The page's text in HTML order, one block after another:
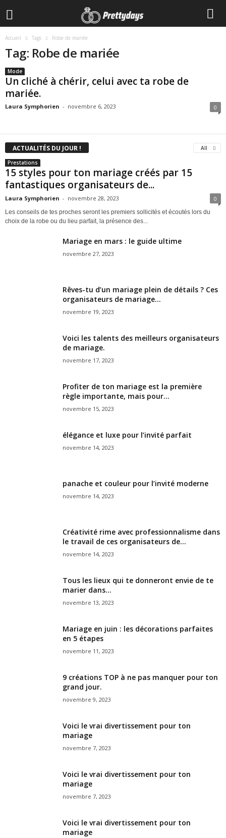
Accueil Tags Robe de mariée
Tag: Robe de mariée
Mode
Un cliché à chérir, celui avec ta robe de
mariée.
Laura Symphorien - novembre 6, 2023 0
ACTUALITÉS DU JOUR ! All
Prestations
15 styles pour ton mariage créés par 15
fantastiques organisateurs de...
Laura Symphorien - novembre 28, 2023 0
Les conseils de tes proches seront les premiers sollicités et écoutés lors du
choix de la robe ou du lieu parfait, la présence des...
Mariage en mars : le guide ultime
novembre 27, 2023
Rêves-tu d’un mariage plein de détails ? Ces
organisateurs de mariage...
novembre 19, 2023
Voici les talents des meilleurs organisateurs
de mariage.
novembre 17, 2023
Profiter de ton mariage est la première
règle importante, mais pour...
novembre 15, 2023
élégance et luxe pour l’invité parfait
novembre 14, 2023
panache et couleur pour l’invité moderne
novembre 14, 2023
Créativité rime avec professionnalisme dans
le travail de ces organisateurs de...
novembre 14, 2023
Tous les lieux qui te donneront envie de te
marier dans...
novembre 13, 2023
Mariage en juin : les décorations parfaites
en 5 étapes
novembre 11, 2023
9 créations TOP à ne pas manquer pour ton
grand jour.
novembre 9, 2023
Voici le vrai divertissement pour ton
mariage
novembre 7, 2023
Voici le vrai divertissement pour ton
mariage
novembre 7, 2023
Voici le vrai divertissement pour ton
mariage